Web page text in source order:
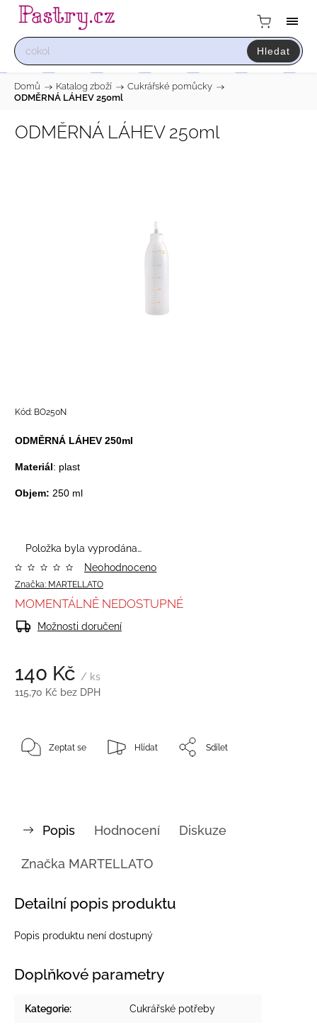
Hledat
Domů / Katalog zboží / Cukrářské pomůcky /
ODMĚRNÁ LÁHEV 250ml
ODMĚRNÁ LÁHEV 250ml
Kód: BO250N
ODMĚRNÁ LÁHEV 250ml
Materiál: plast
Objem: 250 ml
Položka byla vyprodána…
Značka: MARTELLATO
Neohodnoceno
140 Kč / ks
115,70 Kč bez DPH
MOMENTÁLNĚ NEDOSTUPNÉ
Možnosti doručení
Zeptat se Hlídat Sdílet
Popis Hodnocení Diskuze
Značka MARTELLATO
Detailní popis produktu
Popis produktu není dostupný
Doplňkové parametry
Kategorie: Cukrářské potřeby